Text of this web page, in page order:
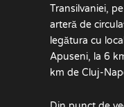
Transilvaniei,
arteră de
legătura cu
Apuseni, la 6
km de Cluj-